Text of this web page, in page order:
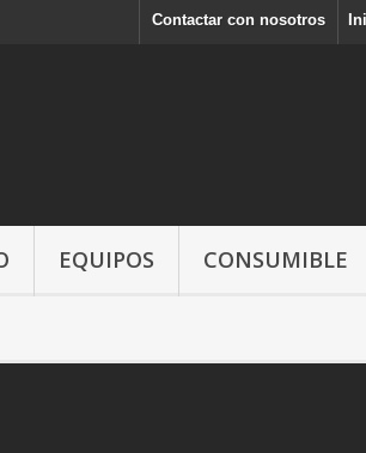
Contactar con nosotros
EQUIPOS CONSUMIBLE